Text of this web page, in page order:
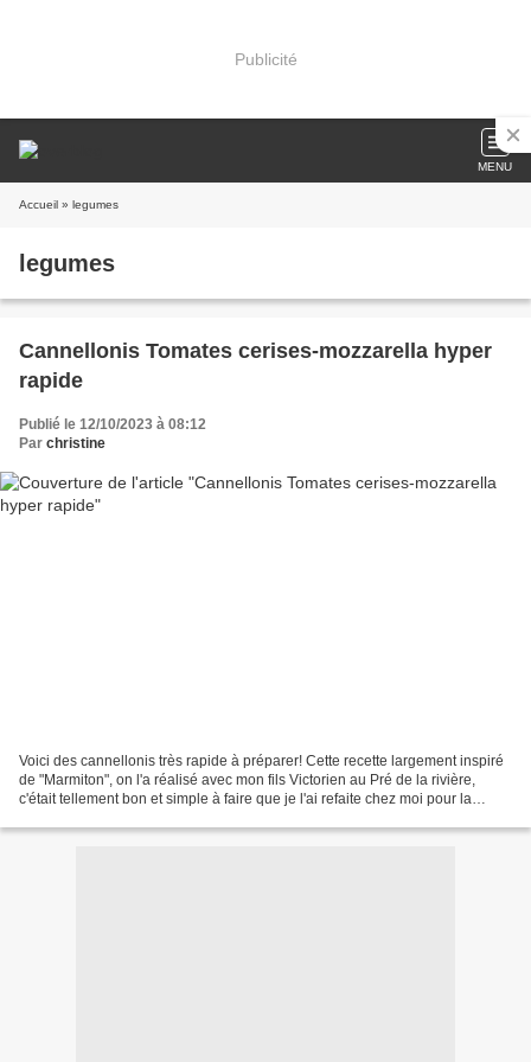
Publicité
MENU
Accueil » legumes
legumes
Cannellonis Tomates cerises-mozzarella hyper
rapide
Publié le 12/10/2023 à 08:12
Par christine
Voici des cannellonis très rapide à préparer! Cette recette largement inspiré
de "Marmiton", on l'a réalisé avec mon fils Victorien au Pré de la rivière,
c'était tellement bon et simple à faire que je l'ai refaite chez moi pour la